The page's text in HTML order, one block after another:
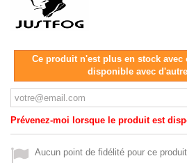
Ce produit n'est plus en stock avec
disponible avec
Prévenez-moi lorsque le produit est
Aucun point de fidélité pour ce